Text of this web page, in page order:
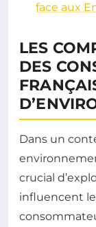
face aux
LES
DES
Dans un
crucial
influencent